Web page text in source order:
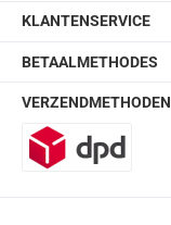
KLANTENSERVICE
BETAALMETHODES
VERZENDMETHODEN